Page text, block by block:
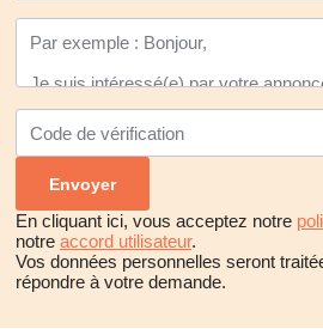
En cliquant ici, vous acceptez notre
notre accord utilisateur.
Vos données personnelles seront
répondre à votre demande.